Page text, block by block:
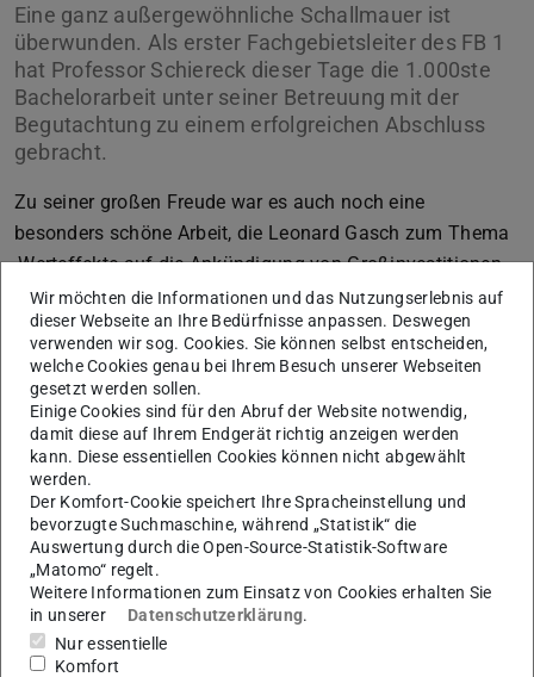
Eine ganz außergewöhnliche Schallmauer ist
überwunden. Als erster Fachgebietsleiter des FB 1
hat Professor Schiereck dieser Tage die 1.000ste
Bachelorarbeit unter seiner Betreuung mit der
Begutachtung zu einem erfolgreichen Abschluss
gebracht.
Zu seiner großen Freude war es auch noch eine
besonders schöne Arbeit, die Leonard Gasch zum Thema
‚Werteffekte auf die Ankündigung von Großinvestitionen
in Cloud-Infrastruktur‘ da verfasst hat.
Professor Schiereck gratuliert Herrn Gasch zu seiner
feinen Leistung und dankt allen Bachelorstudierenden für
das entgegengebrachte langjährige Vertrauen, ohne das
diese 1.000 Arbeiten nie zustande gekommen wären.
Jetzt freut sich das Fachgebiet auf die nächsten
Betreuungen. Bis zu seiner Verabschiedung in den
Ruhestand hofft Professor Schiereck, noch die Schwelle
von 1.250 erreichen zu können.
Wir möchten die Informationen und das Nutzungserlebnis auf
dieser Webseite an Ihre Bedürfnisse anpassen. Deswegen
verwenden wir sog. Cookies. Sie können selbst entscheiden,
welche Cookies genau bei Ihrem Besuch unserer Webseiten
gesetzt werden sollen.
Einige Cookies sind für den Abruf der Website notwendig,
damit diese auf Ihrem Endgerät richtig anzeigen werden
kann. Diese essentiellen Cookies können nicht abgewählt
werden.
Der Komfort-Cookie speichert Ihre Spracheinstellung und
bevorzugte Suchmaschine, während „Statistik“ die
Auswertung durch die Open-Source-Statistik-Software
„Matomo“ regelt.
Weitere Informationen zum Einsatz von Cookies erhalten Sie
in unserer
Datenschutzerklärung.
Nur essentielle
Komfort